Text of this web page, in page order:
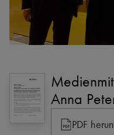
Anna
PDF